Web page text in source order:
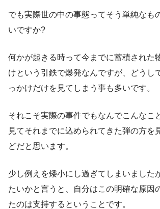
でも実際世の中の事態ってそう単純なも
いですか?
何かが起きる時って今までに蓄積された
けという引鉄で爆発なんですが、どうし
っかけだけを見てしまう事も多いです。
それこそ実際の事件でもなんでこんなこ
見てそれまでに込められてきた弾の方を
どだと思います。
少し例えを矮小にし過ぎてしまいました
たいかと言うと、自分はこの明確な原因
たのは支持するということです。